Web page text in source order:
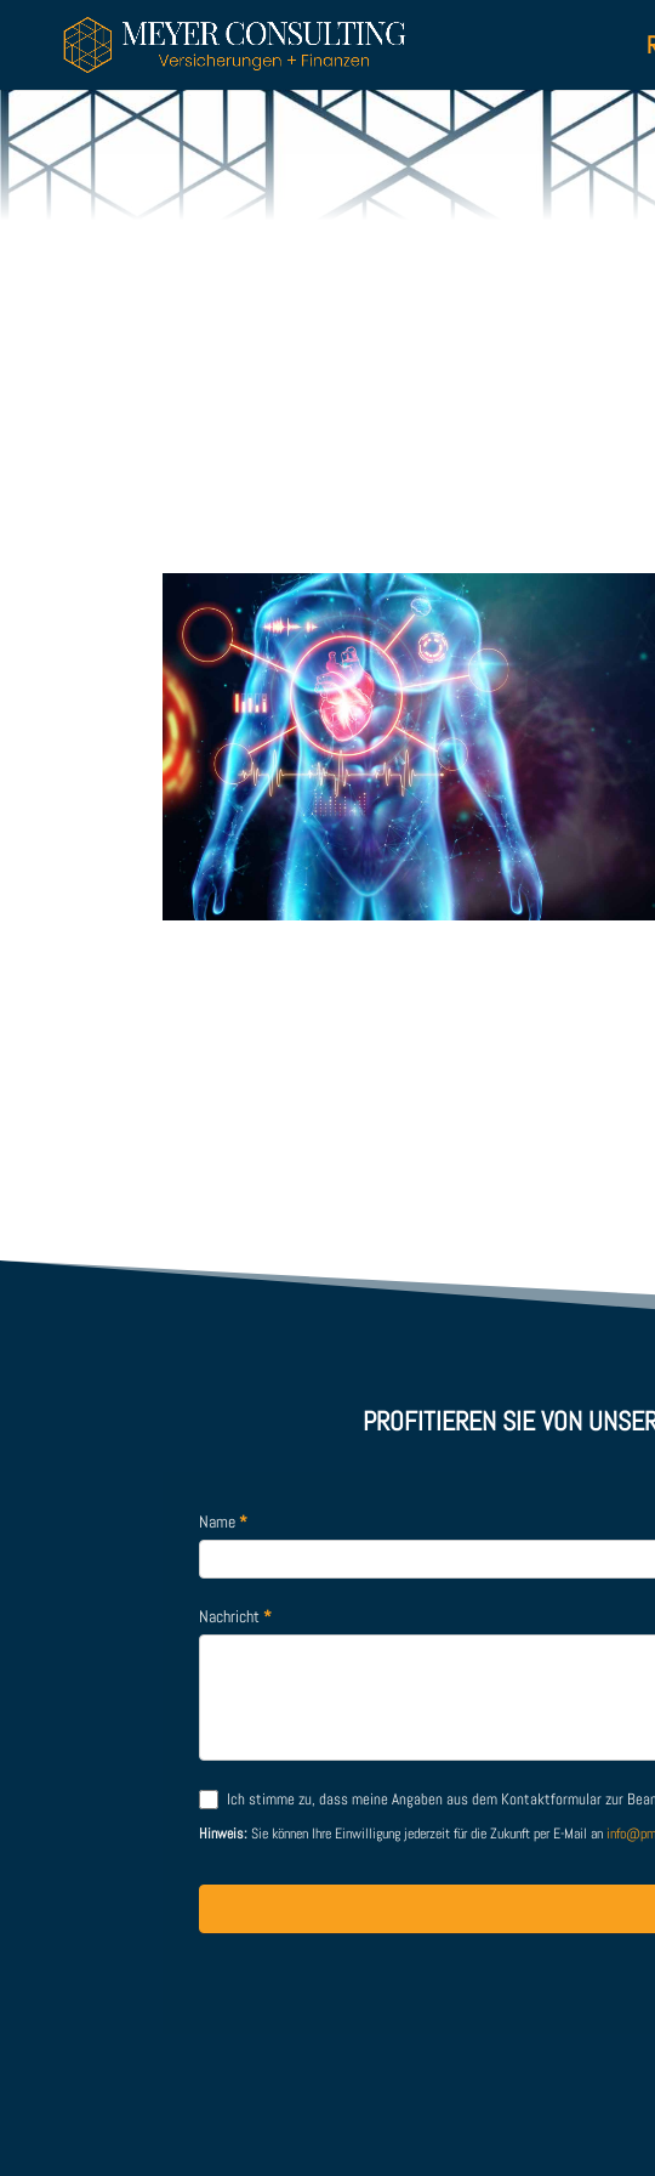
PROFITIEREN SIE VON
Name*
Nachricht*
Ich stimme zu, dass meine Angaben aus dem Kontaktformular zur
Hinweis:Sie können Ihre Einwilligung jederzeit für die Zukunft per E-Mail an